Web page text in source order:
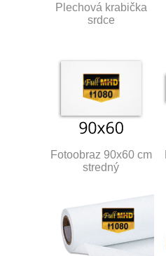
Plechová krabička
srdce
Fotoobraz 90x60 cm
stredný